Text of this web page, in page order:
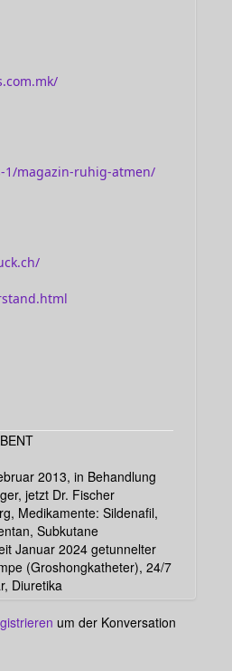
1/magazin-ruhig-atmen/
2013, in Behandlung
jetzt Dr. Fischer
Medikamente: Sildenafil,
Subkutane
Januar 2024 getunnelter
(Groshongkatheter), 24/7
Diuretika
um der Konversation